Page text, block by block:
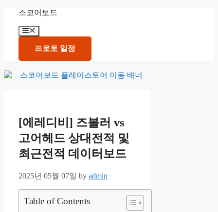
content
스코어보드
Menu
프로토 일정
[에레디비] 즈볼러 vs
고어헤드 상대전적 및
최근전적 데이터보드
2025년 05월 07일 by admin
Table of Contents